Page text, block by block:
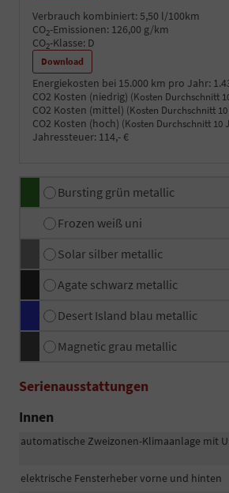
Verbrauch kombiniert: 5,50 l/100km
CO2-Emissionen: 126,00 g/km
CO2-Klasse: D
Download
Energiekosten bei 15.000 km pro Jahr:
CO2 Kosten (niedrig) (Kosten Durchschnitt
CO2 Kosten (mittel) (Kosten Durchschnitt
CO2 Kosten (hoch) (Kosten Durchschnitt 10
Jahressteuer: 114,- €
Bursting grün metallic
Frozen weiß uni
Solar silber metallic
Agate schwarz metallic
Desert Island blau metallic
Magnetic grau metallic
Serienausstattungen
Innen
automatische Zweizonen-Klimaanlage mit
elektrische Fensterheber vorne und hinten